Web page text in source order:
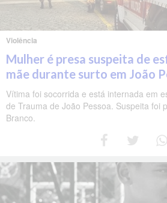
Violência
Mulher é presa suspeita de
mãe durante surto em João
Vítima foi socorrida e está internada em
de Trauma de João Pessoa. Suspeita foi
Branco.